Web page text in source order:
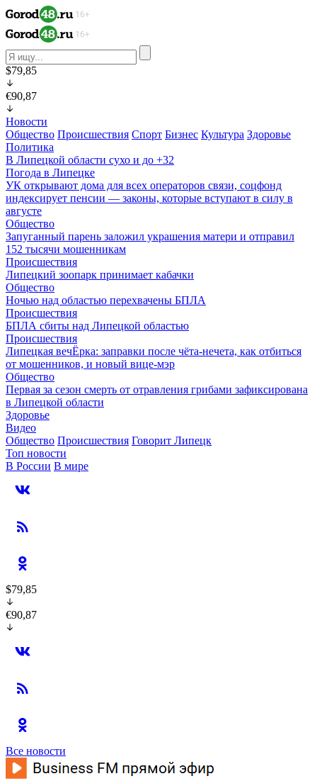
$79,85
€90,87
Новости
Общество Происшествия Спорт Бизнес Культура Здоровье
Политика
В Липецкой области сухо и до +32
Погода в Липецке
УК открывают дома для всех операторов связи, соцфонд
индексирует пенсии — законы, которые вступают в силу в
августе
Общество
Запуганный парень заложил украшения матери и отправил
152 тысячи мошенникам
Происшествия
Липецкий зоопарк принимает кабачки
Общество
Ночью над областью перехвачены БПЛА
Происшествия
БПЛА сбиты над Липецкой областью
Происшествия
Липецкая вечЁрка: заправки после чёта-нечета, как отбиться
от мошенников, и новый вице-мэр
Общество
Первая за сезон смерть от отравления грибами зафиксирована
в Липецкой области
Здоровье
Видео
Общество Происшествия Говорит Липецк
Топ новости
В России В мире
$79,85
€90,87
Все новости